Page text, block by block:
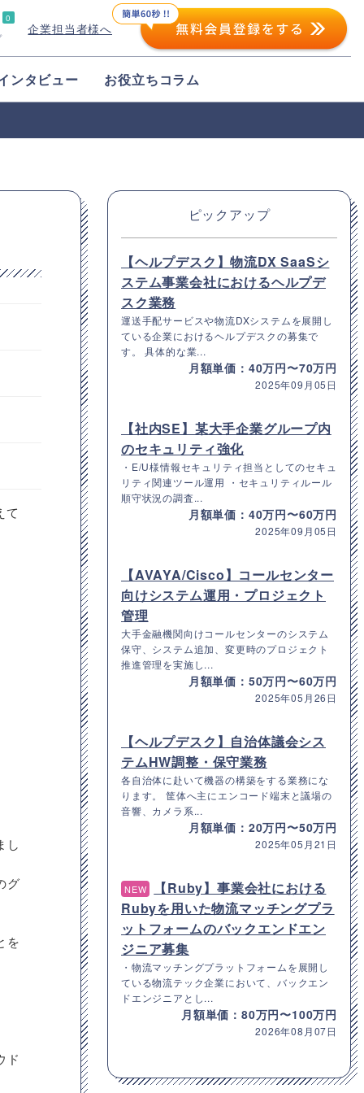
0
企業担当者様へ
ンタビュー お役立ちコラム
て
し
グ
を
ド
ピックアップ
【ヘルプデスク】物流DX SaaSシ
ステム事業会社におけるヘルプデ
スク業務
運送手配サービスや物流DXシステムを展開し
ている企業におけるヘルプデスクの募集で
す。 具体的な業...
月額単価：40万円〜70万円
2025年09月05日
【社内SE】某大手企業グループ内
のセキュリティ強化
・E/U様情報セキュリティ担当としてのセキュ
リティ関連ツール運用 ・セキュリティルール
順守状況の調査...
月額単価：40万円〜60万円
2025年09月05日
【AVAYA/Cisco】コールセンター
向けシステム運用・プロジェクト
管理
大手金融機関向けコールセンターのシステム
保守、システム追加、変更時のプロジェクト
推進管理を実施し...
月額単価：50万円〜60万円
2025年05月26日
【ヘルプデスク】自治体議会シス
テムHW調整・保守業務
各自治体に赴いて機器の構築をする業務にな
ります。 筐体へ主にエンコード端末と議場の
音響、カメラ系...
月額単価：20万円〜50万円
2025年05月21日
NEW
【Ruby】事業会社における
Rubyを用いた物流マッチングプラ
ットフォームのバックエンドエン
ジニア募集
・物流マッチングプラットフォームを展開し
ている物流テック企業において、バックエン
ドエンジニアとし...
月額単価：80万円〜100万円
2026年08月07日